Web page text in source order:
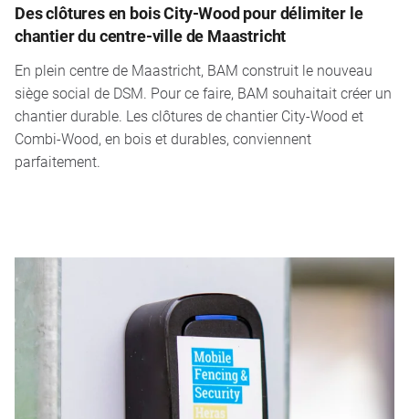
Des clôtures en bois City-Wood pour délimiter le
chantier du centre-ville de Maastricht
En plein centre de Maastricht, BAM construit le nouveau
siège social de DSM. Pour ce faire, BAM souhaitait créer un
chantier durable. Les clôtures de chantier City-Wood et
Combi-Wood, en bois et durables, conviennent
parfaitement.